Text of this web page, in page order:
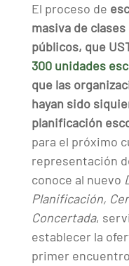
El proceso de
masiva de
públicos, que
300 unidades
que las
hayan sido
planificación
para el próximo
representación
conoce al nuevo
Planificación,
Concertada,
establecer la
primer